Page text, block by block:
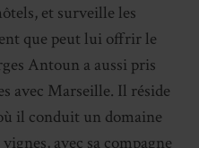
et surveille les
que peut lui offrir le
Antoun a aussi pris
avec Marseille. Il réside
il conduit un domaine
avec sa compagne